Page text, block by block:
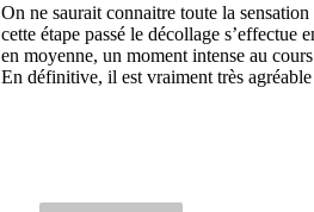
On ne saurait connaitre toute la
cette étape passé le décollage
en moyenne, un moment intense au
En définitive, il est vraiment très